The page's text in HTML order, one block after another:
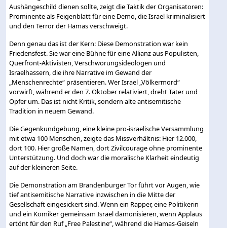
Aushängeschild dienen sollte, zeigt die Taktik der Organisatoren:
Prominente als Feigenblatt für eine Demo, die Israel kriminalisiert
und den Terror der Hamas verschweigt.
Denn genau das ist der Kern: Diese Demonstration war kein
Friedensfest. Sie war eine Bühne für eine Allianz aus Populisten,
Querfront-Aktivisten, Verschwörungsideologen und
Israelhassern, die ihre Narrative im Gewand der
„Menschenrechte“ präsentieren. Wer Israel „Völkermord“
vorwirft, während er den 7. Oktober relativiert, dreht Täter und
Opfer um. Das ist nicht Kritik, sondern alte antisemitische
Tradition in neuem Gewand.
Die Gegenkundgebung, eine kleine pro-israelische Versammlung
mit etwa 100 Menschen, zeigte das Missverhältnis: Hier 12.000,
dort 100. Hier große Namen, dort Zivilcourage ohne prominente
Unterstützung. Und doch war die moralische Klarheit eindeutig
auf der kleineren Seite.
Die Demonstration am Brandenburger Tor führt vor Augen, wie
tief antisemitische Narrative inzwischen in die Mitte der
Gesellschaft eingesickert sind. Wenn ein Rapper, eine Politikerin
und ein Komiker gemeinsam Israel dämonisieren, wenn Applaus
ertönt für den Ruf „Free Palestine“, während die Hamas-Geiseln